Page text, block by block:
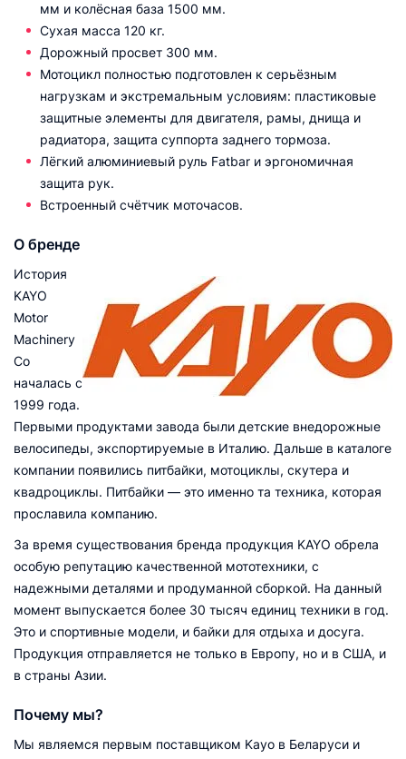
мм и колёсная база 1500 мм.
Сухая масса 120 кг.
Дорожный просвет 300 мм.
Мотоцикл полностью подготовлен к серьёзным
нагрузкам и экстремальным условиям: пластиковые
защитные элементы для двигателя, рамы, днища и
радиатора, защита суппорта заднего тормоза.
Лёгкий алюминиевый руль Fatbar и эргономичная
защита рук.
Встроенный счётчик моточасов.
О бренде
История
KAYO
Motor
Machinery
Со
началась с
1999 года.
Первыми продуктами завода были детские внедорожные
велосипеды, экспортируемые в Италию. Дальше в каталоге
компании появились питбайки, мотоциклы, скутера и
квадроциклы. Питбайки — это именно та техника, которая
прославила компанию.
За время существования бренда продукция KAYO обрела
особую репутацию качественной мототехники, с
надежными деталями и продуманной сборкой. На данный
момент выпускается более 30 тысяч единиц техники в год.
Это и спортивные модели, и байки для отдыха и досуга.
Продукция отправляется не только в Европу, но и в США, и
в страны Азии.
Почему мы?
Мы являемся первым поставщиком Kayo в Беларуси и